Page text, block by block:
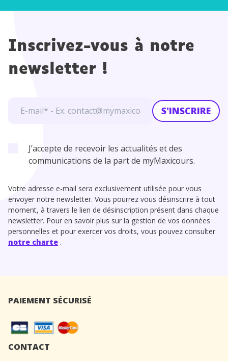
Inscrivez-vous à notre
newsletter !
S'INSCRIRE
J’accepte de recevoir les actualités et des
communications de la part de myMaxicours.
Votre adresse e-mail sera exclusivement utilisée pour vous
envoyer notre newsletter. Vous pourrez vous désinscrire à tout
moment, à travers le lien de désinscription présent dans chaque
newsletter. Pour en savoir plus sur la gestion de vos données
personnelles et pour exercer vos droits, vous pouvez consulter
notre charte .
PAIEMENT SÉCURISÉ
CONTACT